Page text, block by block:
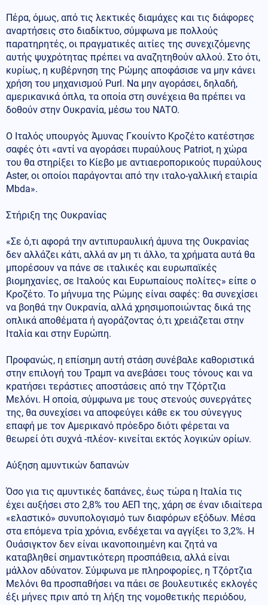
Πέρα, όμως, από τις λεκτικές διαμάχες και τις διάφορες
αναρτήσεις στο διαδίκτυο, σύμφωνα με πολλούς
παρατηρητές, οι πραγματικές αιτίες της συνεχιζόμενης
αυτής ψυχρότητας πρέπει να αναζητηθούν αλλού. Στο ότι,
κυρίως, η κυβέρνηση της Ρώμης αποφάσισε να μην κάνει
χρήση του μηχανισμού Purl. Να μην αγοράσει, δηλαδή,
αμερικανικά όπλα, τα οποία στη συνέχεια θα πρέπει να
δοθούν στην Ουκρανία, μέσω του ΝΑΤΟ.
Ο Ιταλός υπουργός Άμυνας Γκουίντο Κροζέτο κατέστησε
σαφές ότι «αντί να αγοράσει πυραύλους Patriot, η χώρα
του θα στηρίξει το Κίεβο με αντιαεροπορικούς πυραύλους
Aster, οι οποίοι παράγονται από την ιταλο-γαλλική εταιρία
Μbda».
Στήριξη της Ουκρανίας
«Σε ό,τι αφορά την αντιπυραυλική άμυνα της Ουκρανίας
δεν αλλάζει κάτι, αλλά αν μη τι άλλο, τα χρήματα αυτά θα
μπορέσουν να πάνε σε ιταλικές και ευρωπαϊκές
βιομηχανίες, σε Ιταλούς και Ευρωπαίους πολίτες» είπε ο
Κροζέτο. Το μήνυμα της Ρώμης είναι σαφές: θα συνεχίσει
να βοηθά την Ουκρανία, αλλά χρησιμοποιώντας δικά της
οπλικά αποθέματα ή αγοράζοντας ό,τι χρειάζεται στην
Ιταλία και στην Ευρώπη.
Προφανώς, η επίσημη αυτή στάση συνέβαλε καθοριστικά
στην επιλογή του Τραμπ να ανεβάσει τους τόνους και να
κρατήσει τεράστιες αποστάσεις από την Τζόρτζια
Μελόνι. Η οποία, σύμφωνα με τους στενούς συνεργάτες
της, θα συνεχίσει να αποφεύγει κάθε εκ του σύνεγγυς
επαφή με τον Αμερικανό πρόεδρο διότι φέρεται να
θεωρεί ότι συχνά -πλέον- κινείται εκτός λογικών ορίων.
Αύξηση αμυντικών δαπανών
Όσο για τις αμυντικές δαπάνες, έως τώρα η Ιταλία τις
έχει αυξήσει στο 2,8% του ΑΕΠ της, χάρη σε έναν ιδιαίτερα
«ελαστικό» συνυπολογισμό των διαφόρων εξόδων. Μέσα
στα επόμενα τρία χρόνια, ενδέχεται να αγγίξει το 3,2%. Η
Ουάσιγκτον δεν είναι ικανοποιημένη και ζητά να
καταβληθεί σημαντικότερη προσπάθεια, αλλά είναι
μάλλον αδύνατον. Σύμφωνα με πληροφορίες, η Τζόρτζια
Μελόνι θα προσπαθήσει να πάει σε βουλευτικές εκλογές
έξι μήνες πριν από τη λήξη της νομοθετικής περιόδου,